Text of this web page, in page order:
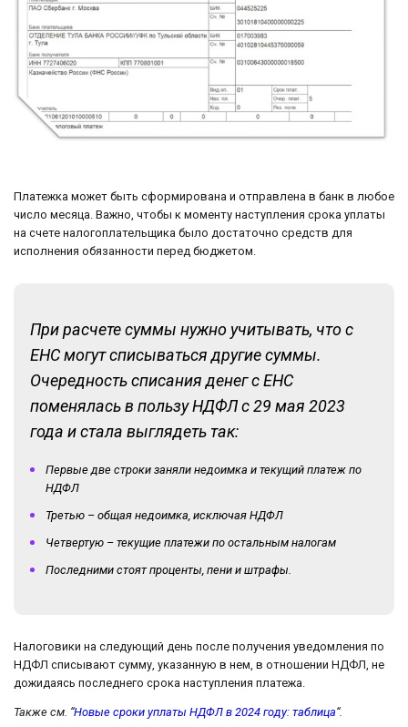
Платежка может быть сформирована и отправлена в банк в любое
число месяца. Важно, чтобы к моменту наступления срока уплаты
на счете налогоплательщика было достаточно средств для
исполнения обязанности перед бюджетом.
При расчете суммы нужно учитывать, что с
ЕНС могут списываться другие суммы.
Очередность списания денег с ЕНС
поменялась в пользу НДФЛ с 29 мая 2023
года и стала выглядеть так:
Первые две строки заняли недоимка и текущий платеж по
НДФЛ
Третью – общая недоимка, исключая НДФЛ
Четвертую – текущие платежи по остальным налогам
Последними стоят проценты, пени и штрафы.
Налоговики на следующий день после получения уведомления по
НДФЛ списывают сумму, указанную в нем, в отношении НДФЛ, не
дожидаясь последнего срока наступления платежа.
Также см. “Новые сроки уплаты НДФЛ в 2024 году: таблица“.